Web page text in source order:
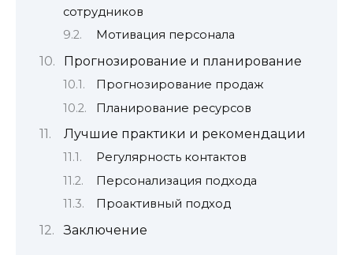
сотрудников
Мотивация персонала
Прогнозирование и планирование
Прогнозирование продаж
Планирование ресурсов
Лучшие практики и рекомендации
Регулярность контактов
Персонализация подхода
Проактивный подход
Заключение